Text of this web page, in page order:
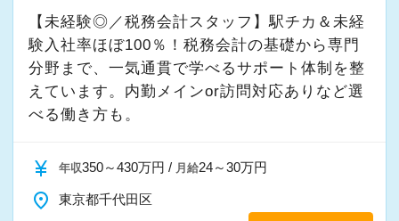
・素直な姿勢で新しいことを学べる方
・周囲と協力しながら業務を進められる方
・お客様や仲間に対して誠実に対応できる方
・成長意欲を持ち、前向きにチャレンジできる
方
また、当事務所ではDX化や業務改善などにも積
極的に取り組んでいます。
【未経験◎／税務会計スタッフ】駅チカ＆未経
験入社率ほぼ100％！税務会計の基礎から専門
分野まで、一気通貫で学べるサポート体制を整
えています。内勤メインor訪問対応ありなど選
べる働き方も。
currency_yen 年収350～430万円 / 月給24～30万円
place 東京都千代田区